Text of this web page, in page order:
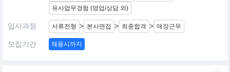
유사업무경험 (영업/상담 외)
입사과정 서류전형 > 본사면접 > 최종합격 > 매장근무
모집기간 채용시까지